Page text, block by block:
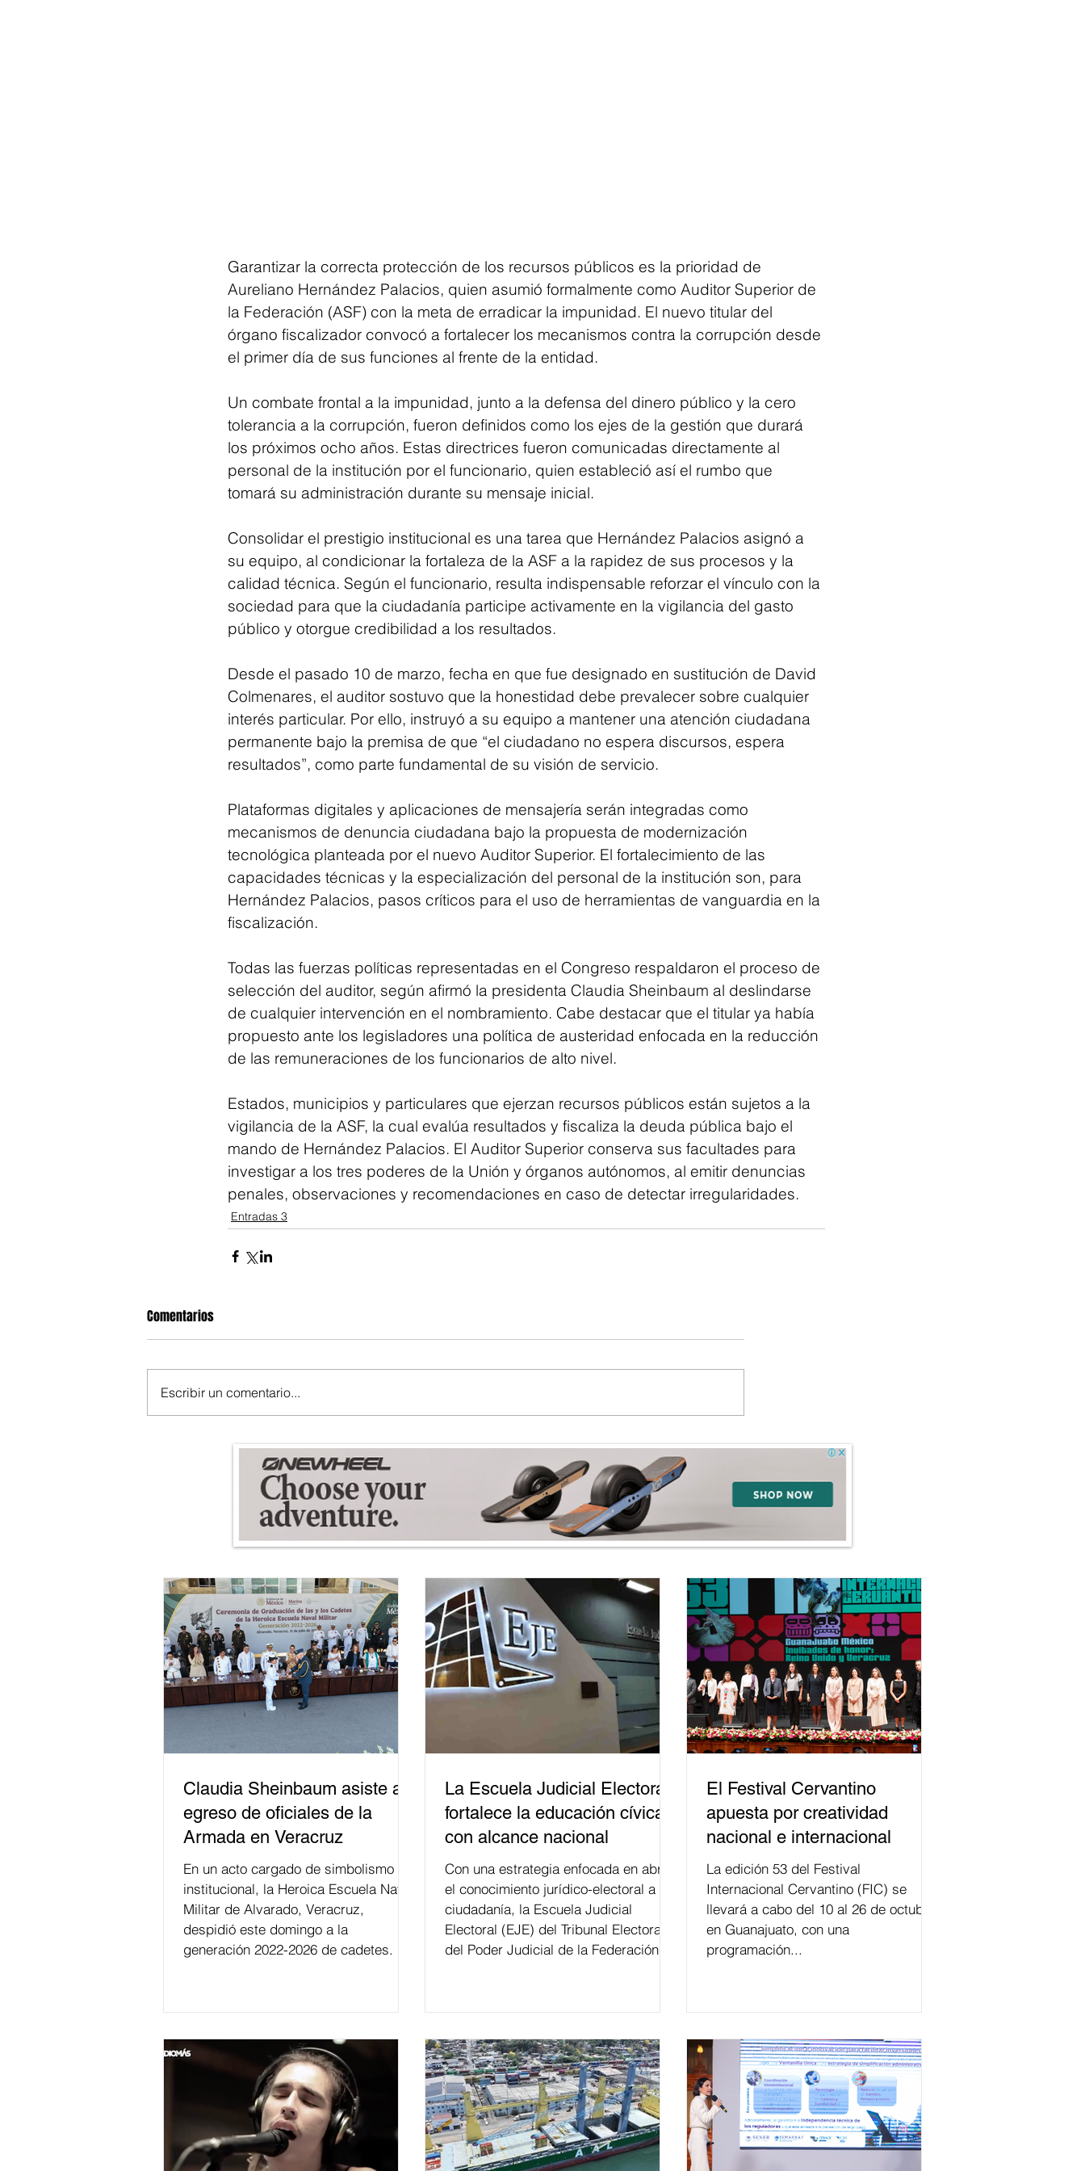
Garantizar la correcta protección de los recursos públicos es la prioridad de
Aureliano Hernández Palacios, quien asumió formalmente como Auditor Superior de
la Federación (ASF) con la meta de erradicar la impunidad. El nuevo titular del
órgano fiscalizador convocó a fortalecer los mecanismos contra la corrupción desde
el primer día de sus funciones al frente de la entidad.
Un combate frontal a la impunidad, junto a la defensa del dinero público y la cero
tolerancia a la corrupción, fueron definidos como los ejes de la gestión que durará
los próximos ocho años. Estas directrices fueron comunicadas directamente al
personal de la institución por el funcionario, quien estableció así el rumbo que
tomará su administración durante su mensaje inicial.
Consolidar el prestigio institucional es una tarea que Hernández Palacios asignó a
su equipo, al condicionar la fortaleza de la ASF a la rapidez de sus procesos y la
calidad técnica. Según el funcionario, resulta indispensable reforzar el vínculo con la
sociedad para que la ciudadanía participe activamente en la vigilancia del gasto
público y otorgue credibilidad a los resultados.
Desde el pasado 10 de marzo, fecha en que fue designado en sustitución de David
Colmenares, el auditor sostuvo que la honestidad debe prevalecer sobre cualquier
interés particular. Por ello, instruyó a su equipo a mantener una atención ciudadana
permanente bajo la premisa de que “el ciudadano no espera discursos, espera
resultados”, como parte fundamental de su visión de servicio.
Plataformas digitales y aplicaciones de mensajería serán integradas como
mecanismos de denuncia ciudadana bajo la propuesta de modernización
tecnológica planteada por el nuevo Auditor Superior. El fortalecimiento de las
capacidades técnicas y la especialización del personal de la institución son, para
Hernández Palacios, pasos críticos para el uso de herramientas de vanguardia en la
fiscalización.
Todas las fuerzas políticas representadas en el Congreso respaldaron el proceso de
selección del auditor, según afirmó la presidenta Claudia Sheinbaum al deslindarse
de cualquier intervención en el nombramiento. Cabe destacar que el titular ya había
propuesto ante los legisladores una política de austeridad enfocada en la reducción
de las remuneraciones de los funcionarios de alto nivel.
Estados, municipios y particulares que ejerzan recursos públicos están sujetos a la
vigilancia de la ASF, la cual evalúa resultados y fiscaliza la deuda pública bajo el
mando de Hernández Palacios. El Auditor Superior conserva sus facultades para
investigar a los tres poderes de la Unión y órganos autónomos, al emitir denuncias
penales, observaciones y recomendaciones en caso de detectar irregularidades.
Entradas 3
Comentarios
Escribir un comentario...
Claudia Sheinbaum asiste a
egreso de oficiales de la
Armada en Veracruz
En un acto cargado de simbolismo
institucional, la Heroica Escuela Naval
Militar de Alvarado, Veracruz,
despidió este domingo a la
generación 2022-2026 de cadetes.
La Escuela Judicial Electoral
fortalece la educación cívica
con alcance nacional
Con una estrategia enfocada en abrir
el conocimiento jurídico-electoral a la
ciudadanía, la Escuela Judicial
Electoral (EJE) del Tribunal Electoral
del Poder Judicial de la Federación ha
relacionados con la democracia y el
del papel que ha asumido la EJE en la
difusión de la justicia electoral como
un bien público. La mayor parte de las
personas capacitadas no forma
El Festival Cervantino
apuesta por creatividad
nacional e internacional
La edición 53 del Festival
Internacional Cervantino (FIC) se
llevará a cabo del 10 al 26 de octubre
en Guanajuato, con una
programación...